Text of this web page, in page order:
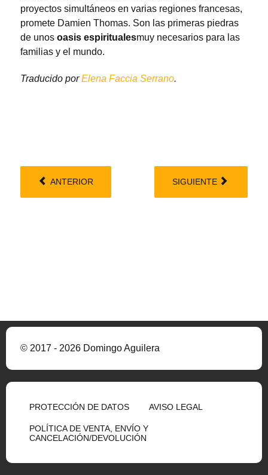
proyectos simultáneos en varias regiones francesas,
promete Damien Thomas. Son las primeras piedras
de unos oasis espiritualesmuy necesarios para las
familias y el mundo.
Traducido porElena Faccia Serrano.
ANTERIOR SIGUIENTE
© 2017 - 2026 Domingo Aguilera
PROTECCIÓN DE DATOS AVISO LEGAL
POLÍTICA DE VENTA, ENVÍO Y
CANCELACIÓN/DEVOLUCIÓN